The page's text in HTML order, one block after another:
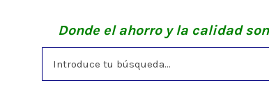
Donde el ahorro y la calidad